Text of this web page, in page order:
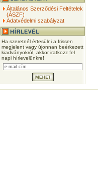
Általános Szerződési Feltételek
(ÁSZF)
Adatvédelmi szabályzat
Ha szeretnél értesülni a frissen
megjelent vagy újonnan beérkezett
kiadványokról, akkor iratkozz fel
napi hírlevelünkre!